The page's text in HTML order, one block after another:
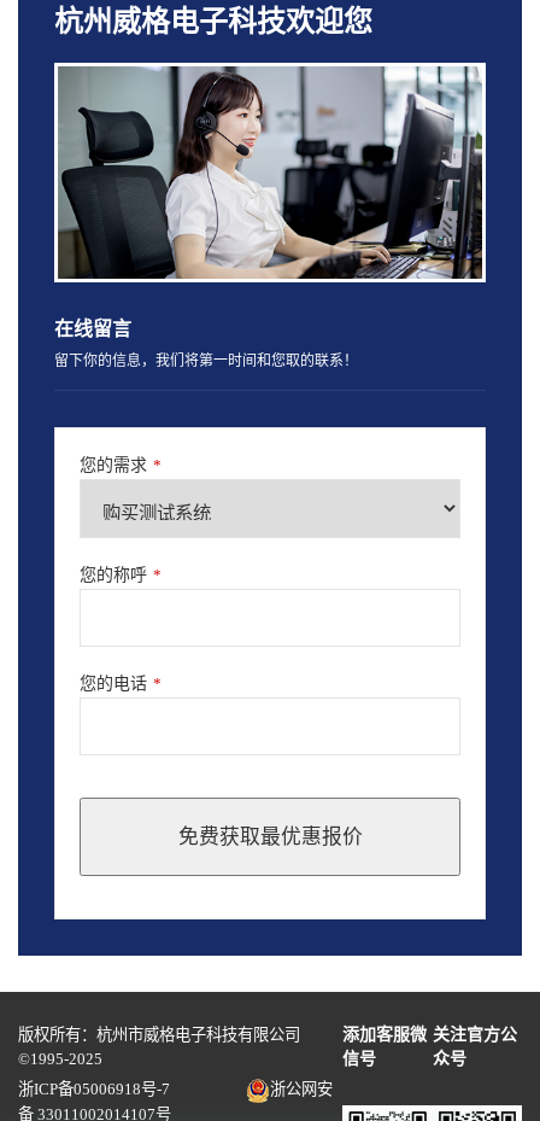
杭州威格电子科技欢迎您
在线留言
留下你的信息，我们将第一时间和您取的联系！
您的需求 *
您的称呼 *
您的电话 *
免费获取最优惠报价
should
blank
版权所有：杭州市威格电子科技有限公司
©1995-2025
添加客服微
信号
关注官方公
众号
浙ICP备05006918号-7
浙公网安
备 33011002014107号